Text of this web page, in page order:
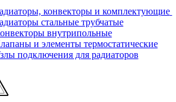
конвекторы и комплектующие
стальные трубчатые
внутрипольные
и элементы термостатические
подключения для радиаторов